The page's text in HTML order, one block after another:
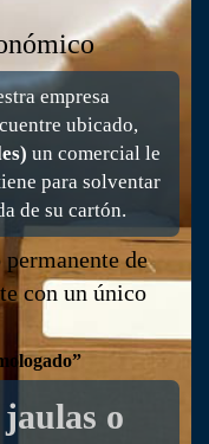
empresa
ubicado,
un comercial le
para solventar
de su cartón.
de
con un único
o